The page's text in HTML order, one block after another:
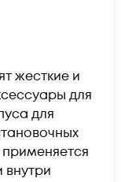
жесткие и
для
для
внутри